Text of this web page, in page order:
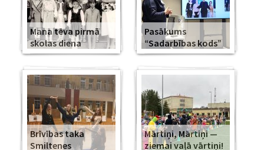
Mana tēva pirmā
skolas diena
Pasākums
“Sadarbības kods”
Brīvības taka
Smiltenes
Mārtiņi, Mārtiņi —
ziemai vaļā vārtiņi!